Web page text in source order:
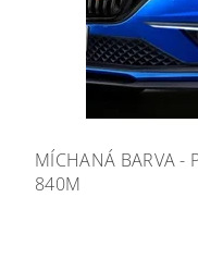
MÍCHANÁ BARVA -
840M